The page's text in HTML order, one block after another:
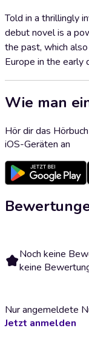
Told in a thrillingly
debut novel is a
the past, which
Europe in the early
Wie man
Hör dir das
iOS-Geräten an
Noch keine
keine
Nur angemeldete
Jetzt anmelden